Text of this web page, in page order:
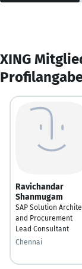
XING
Ravichandar
Shanmugam
SAP Solution
and Procurement
Lead Consultant
Chennai